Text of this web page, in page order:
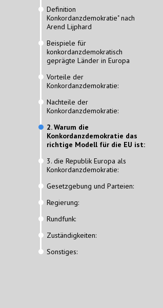
Definition
Konkordanzdemokratie" nach
Arend Lijphard
Beispiele für
konkordanzdemokratisch
geprägte Länder in Europa
Vorteile der
Konkordanzdemokratie:
Nachteile der
Konkordanzdemokratie:
2. Warum die
Konkordanzdemokratie das
richtige Modell für die EU ist:
3. die Republik Europa als
Konkordanzdemokratie:
Gesetzgebung und Parteien:
Regierung:
Rundfunk:
Zuständigkeiten:
Sonstiges: